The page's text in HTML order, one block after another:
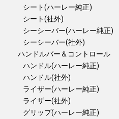
シート(ハーレー純正)
シート(社外)
シーシーバー(ハーレー純正)
シーシーバー(社外)
ハンドルバー＆コントロール
ハンドル(ハーレー純正)
ハンドル(社外)
ライザー(ハーレー純正)
ライザー(社外)
グリップ(ハーレー純正)